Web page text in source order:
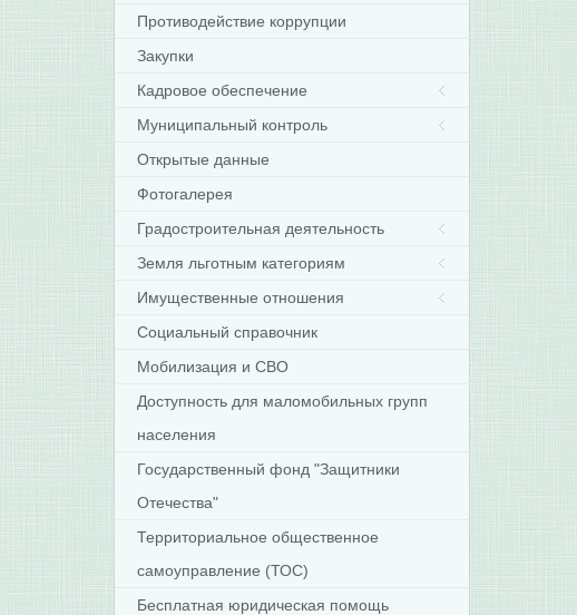
Противодействие коррупции
Закупки
Кадровое обеспечение
Муниципальный контроль
Открытые данные
Фотогалерея
Градостроительная деятельность
Земля льготным категориям
Имущественные отношения
Социальный справочник
Мобилизация и СВО
Доступность для маломобильных групп
населения
Государственный фонд "Защитники
Отечества"
Территориальное общественное
самоуправление (ТОС)
Бесплатная юридическая помощь